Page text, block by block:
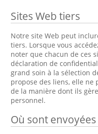
Sites Web tiers
Notre site Web peut
tiers. Lorsque vous
noter que chacun de ces
déclaration de
grand soin à la sélection
propose des liens, elle
de la manière dont ils
personnel.
Où sont